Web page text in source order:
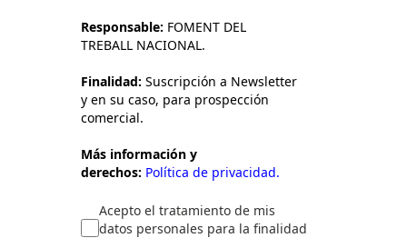
Responsable: FOMENT DEL
TREBALL NACIONAL.
Finalidad: Suscripción a Newsletter
y en su caso, para prospección
comercial.
Más información y
derechos: Política de privacidad.
Acepto el tratamiento de mis
datos personales para la finalidad